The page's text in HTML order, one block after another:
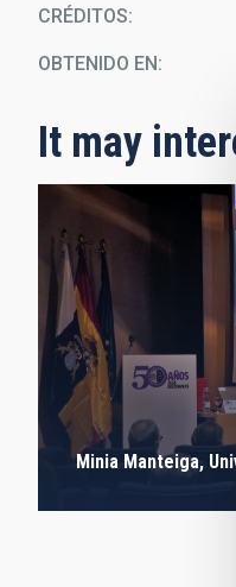
CRÉDITOS
OBTENIDO EN
It may
Minia Manteiga,